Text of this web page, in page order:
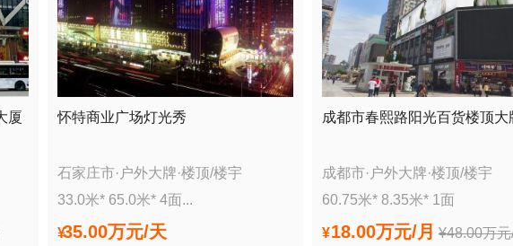
厦
怀特商业广场灯光秀
石家庄市· 户外大牌·楼顶/楼宇
33.0米* 65.0米* 4面...
¥35.00万元/天
成都市春熙路阳光百货楼顶大
成都市· 户外大牌·楼顶/楼宇
60.75米* 8.35米* 1 面
¥18.00万元/月 ¥48.00万